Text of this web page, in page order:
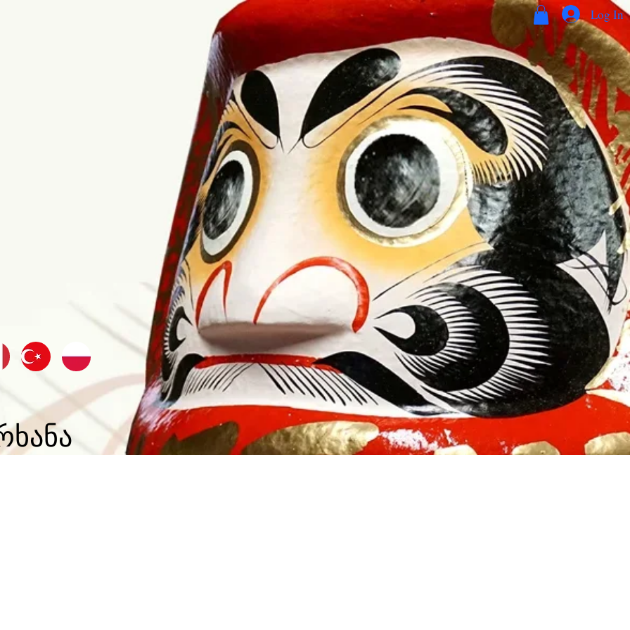
Log In